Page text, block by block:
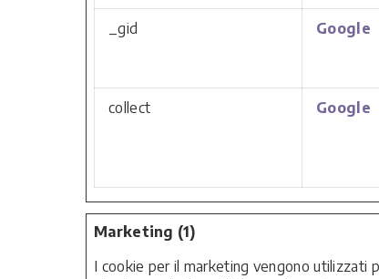
_gid Google
collect Google
Marketing (1)
I cookie per il marketing vengono utilizzati